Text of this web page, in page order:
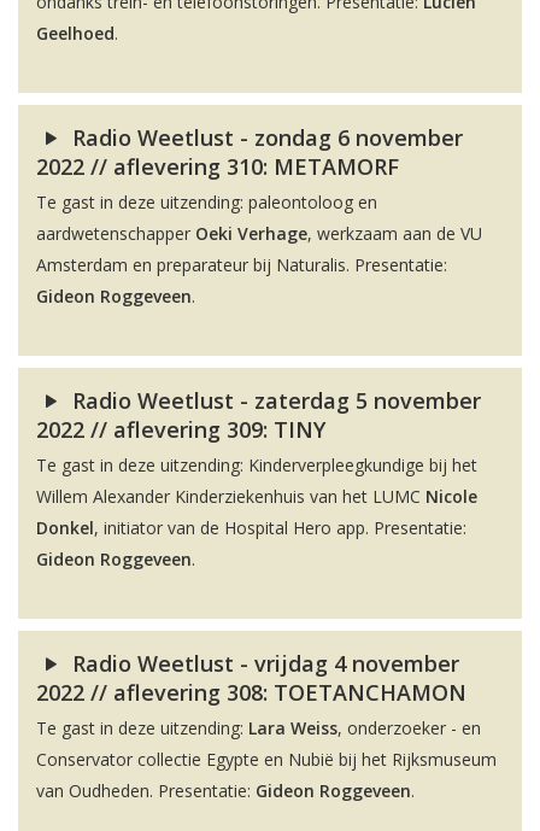
Geelhoed.
Radio Weetlust - zondag 6 november
2022 // aflevering 310: METAMORF
Te gast in deze uitzending: paleontoloog en
aardwetenschapper Oeki Verhage, werkzaam aan de VU
Amsterdam en preparateur bij Naturalis. Presentatie:
Gideon Roggeveen.
Radio Weetlust - zaterdag 5 november
2022 // aflevering 309: TINY
Te gast in deze uitzending: Kinderverpleegkundige bij het
Willem Alexander Kinderziekenhuis van het LUMC Nicole
Donkel, initiator van de Hospital Hero app. Presentatie:
Gideon Roggeveen.
Radio Weetlust - vrijdag 4 november
2022 // aflevering 308: TOETANCHAMON
Te gast in deze uitzending: Lara Weiss, onderzoeker - en
Conservator collectie Egypte en Nubië bij het Rijksmuseum
van Oudheden. Presentatie: Gideon Roggeveen.